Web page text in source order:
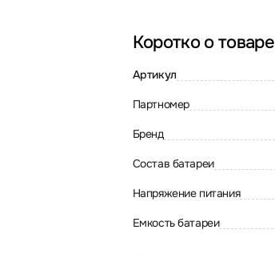
Коротко о товаре
Артикул
Партномер
Бренд
Состав батареи
Напряжение питания
Емкость батареи